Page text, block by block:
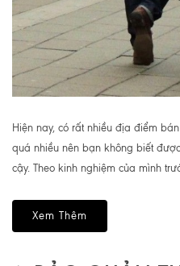
Hiện nay, có rất nhiều địa điểm
quá nhiều nên bạn không biết
cậy. Theo kinh nghiệm của mình
Xem Thêm